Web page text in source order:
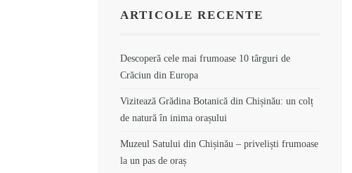
ARTICOLE RECENTE
Descoperă cele mai frumoase 10 târguri de
Crăciun din Europa
Vizitează Grădina Botanică din Chișinău: un colț
de natură în inima orașului
Muzeul Satului din Chișinău – priveliști frumoase
la un pas de oraș